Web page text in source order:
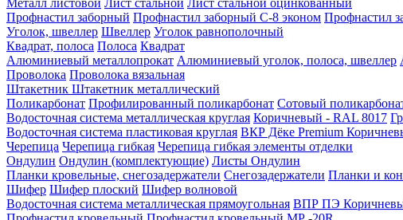
Профнастил заборный Профнастил заборный С-8 эконом Профнастил
Уголок, швеллер Швеллер Уголок равнополочный
Квадрат, полоса Полоса Квадрат
Алюминиевый металлопрокат Алюминиевый уголок, полоса, швеллер
Проволока Проволока вязальная
Штакетник Штакетник металлический
Поликарбонат Профилированный поликарбонат Сотовый
Водосточная система металлическая круглая Коричневый - RAL 8017
Водосточная система пластиковая круглая ВКР Дёке Premium
Черепица Черепица гибкая Черепица гибкая элементы отделки
Ондулин Ондулин (комплектующие) Листы Ондулин
Планки кровельные, снегозадержатели Снегозадержатели Планки и
Шифер Шифер плоский Шифер волновой
Водосточная система металлическая прямоугольная ВПР ПЭ